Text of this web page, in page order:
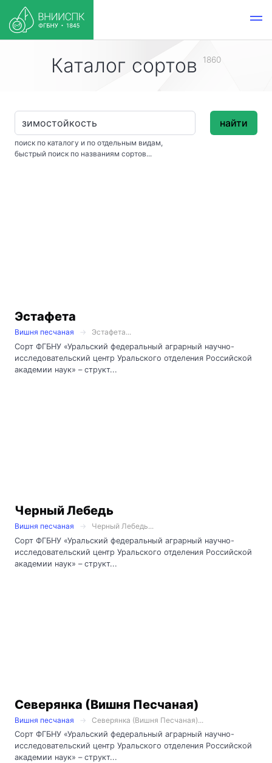
Каталог сортов 1860
поиск по каталогу и по отдельным видам,
быстрый поиск по названиям сортов...
найти
Эстафета
Вишня песчаная
Эстафета...
Сорт ФГБНУ «Уральский федеральный аграрный научно-
исследовательский центр Уральского отделения Российской
академии наук» – структ...
Черный Лебедь
Вишня песчаная
Черный Лебедь...
Сорт ФГБНУ «Уральский федеральный аграрный научно-
исследовательский центр Уральского отделения Российской
академии наук» – структ...
Северянка (Вишня Песчаная)
Вишня песчаная
Северянка (Вишня Песчаная)...
Сорт ФГБНУ «Уральский федеральный аграрный научно-
исследовательский центр Уральского отделения Российской
академии наук» – структ...